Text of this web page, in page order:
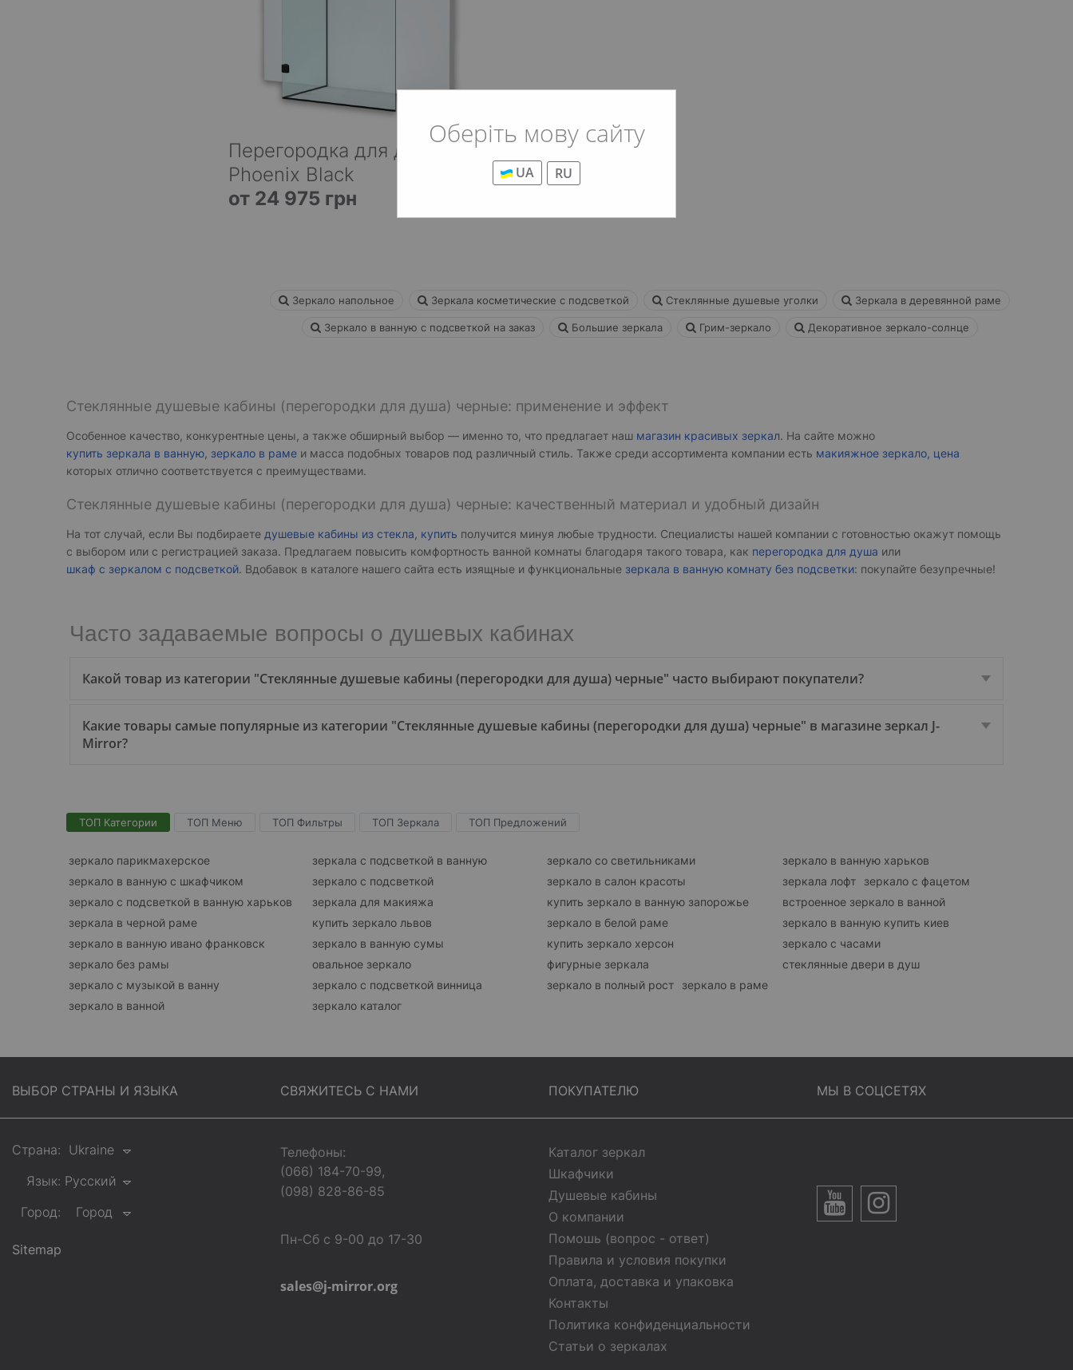
Оберіть мову сайту
UA RU
Перегородка для душа
Phoenix Black
от 24 975 грн
Зеркало напольное Зеркала косметические с подсветкой Стеклянные душевые уголки Зеркала в деревянной раме
Зеркало в ванную с подсветкой на заказ Большие зеркала Грим-зеркало Декоративное зеркало-солнце
Стеклянные душевые кабины (перегородки для душа) черные: применение и эффект
Особенное качество, конкурентные цены, а также обширный выбор — именно то, что предлагает наш магазин красивых зеркал. На сайте можно
купить зеркала в ванную, зеркало в раме и масса подобных товаров под различный стиль. Также среди ассортимента компании есть макияжное зеркало, цена
которых отлично соответствуется с преимуществами.
Стеклянные душевые кабины (перегородки для душа) черные: качественный материал и удобный дизайн
На тот случай, если Вы подбираете душевые кабины из стекла, купить получится минуя любые трудности. Специалисты нашей компании с готовностью окажут помощь
с выбором или с регистрацией заказа. Предлагаем повысить комфортность ванной комнаты благодаря такого товара, как перегородка для душа или
шкаф с зеркалом с подсветкой. Вдобавок в каталоге нашего сайта есть изящные и функциональные зеркала в ванную комнату без подсветки: покупайте безупречные!
Часто задаваемые вопросы о душевых кабинах
Какой товар из категории "Стеклянные душевые кабины (перегородки для душа) черные" часто выбирают покупатели?
Какие товары самые популярные из категории "Стеклянные душевые кабины (перегородки для душа) черные" в магазине зеркал J-
Mirror?
ТОП Категории ТОП Меню ТОП Фильтры ТОП Зеркала ТОП Предложений
зеркало парикмахерское
зеркало в ванную с шкафчиком
зеркало с подсветкой в ванную харьков
зеркала в черной раме
зеркало в ванную ивано франковск
зеркало без рамы
зеркало с музыкой в ванну
зеркало в ванной
зеркала с подсветкой в ванную
зеркало с подсветкой
зеркала для макияжа
купить зеркало львов
зеркало в ванную сумы
овальное зеркало
зеркало с подсветкой винница
зеркало каталог
зеркало со светильниками
зеркало в салон красоты
купить зеркало в ванную запорожье
зеркало в белой раме
купить зеркало херсон
фигурные зеркала
зеркало в полный рост зеркало в раме
зеркало в ванную харьков
зеркала лофт
зеркало с фацетом
встроенное зеркало в ванной
зеркало в ванную купить киев
зеркало с часами
стеклянные двери в душ
ВЫБОР СТРАНЫ И ЯЗЫКА
Страна: Ukraine
Язык: Русский
Город:
Город
Sitemap
СВЯЖИТЕСЬ С НАМИ
Телефоны:
(066) 184-70-99,
(098) 828-86-85
Пн-Сб с 9-00 до 17-30
sales@j-mirror.org
ПОКУПАТЕЛЮ
Каталог зеркал
Шкафчики
Душевые кабины
О компании
Помошь (вопрос - ответ)
Правила и условия покупки
Оплата, доставка и упаковка
Контакты
Политика конфиденциальности
Статьи о зеркалах
МЫ В СОЦСЕТЯХ